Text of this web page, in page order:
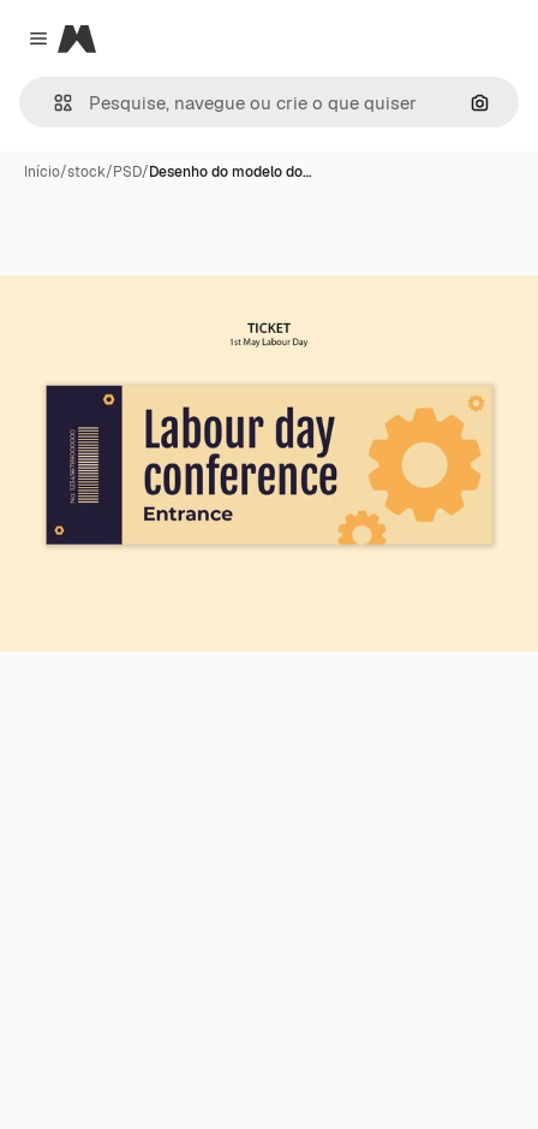
Close menu
Magnific
Início/stock/PSD/Desenho do modelo do…